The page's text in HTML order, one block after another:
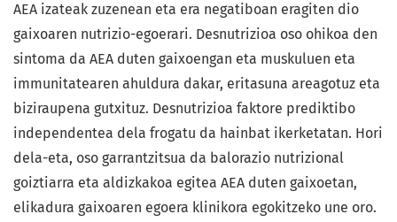
AEA izateak zuzenean eta era negatiboan eragiten dio
gaixoaren nutrizio-egoerari. Desnutrizioa oso ohikoa den
sintoma da AEA duten gaixoengan eta muskuluen eta
immunitatearen ahuldura dakar, eritasuna areagotuz eta
biziraupena gutxituz. Desnutrizioa faktore prediktibo
independentea dela frogatu da hainbat ikerketatan. Hori
dela-eta, oso garrantzitsua da balorazio nutrizional
goiztiarra eta aldizkakoa egitea AEA duten gaixoetan,
elikadura gaixoaren egoera klinikora egokitzeko une oro.